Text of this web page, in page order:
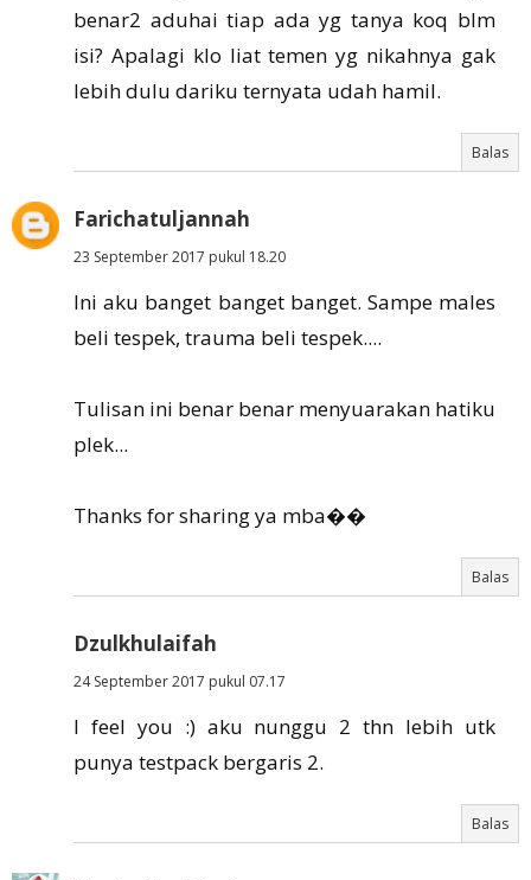
benar2 aduhai tiap ada yg tanya koq blm
isi? Apalagi klo liat temen yg nikahnya gak
lebih dulu dariku ternyata udah hamil.
Balas
Farichatuljannah
23 September 2017 pukul 18.20
Ini aku banget banget banget. Sampe males
beli tespek, trauma beli tespek....
Tulisan ini benar benar menyuarakan hatiku
plek...
Thanks for sharing ya mba��
Balas
Dzulkhulaifah
24 September 2017 pukul 07.17
I feel you :) aku nunggu 2 thn lebih utk
punya testpack bergaris 2.
Balas